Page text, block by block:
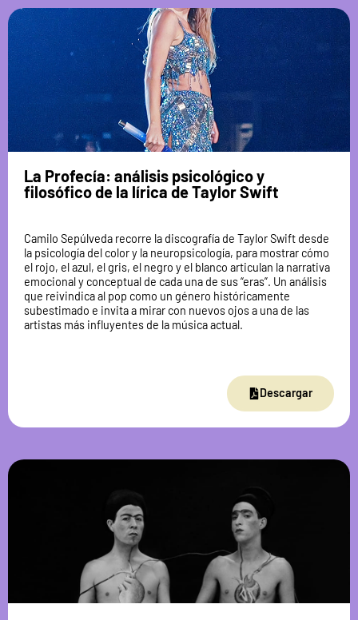
La Profecía: análisis psicológico y
filosófico de la lírica de Taylor Swift
Camilo Sepúlveda recorre la discografía de Taylor Swift desde
la psicología del color y la neuropsicología, para mostrar cómo
el rojo, el azul, el gris, el negro y el blanco articulan la narrativa
emocional y conceptual de cada una de sus “eras”. Un análisis
que reivindica al pop como un género históricamente
subestimado e invita a mirar con nuevos ojos a una de las
artistas más influyentes de la música actual.
Descargar